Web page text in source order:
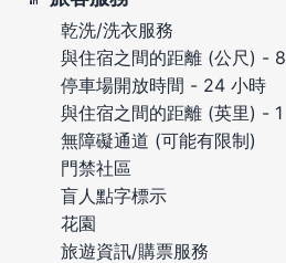
乾洗/洗衣服務
與住宿之間的距離 (公尺) -
停車場開放時間 - 24 小時
與住宿之間的距離 (英里) - 1
無障礙通道 (可能有限制)
門禁社區
盲人點字標示
花園
旅遊資訊/購票服務